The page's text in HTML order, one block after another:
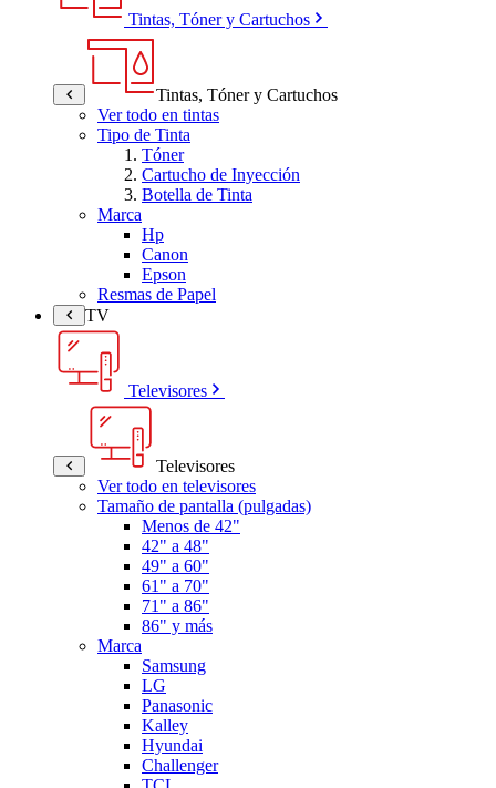
Tintas, Tóner y Cartuchos
Tintas, Tóner y Cartuchos
Ver todo en tintas
Tipo de Tinta
Tóner
Cartucho de Inyección
Botella de Tinta
Marca
Hp
Canon
Epson
Resmas de Papel
TV
Televisores
Televisores
Ver todo en televisores
Tamaño de pantalla (pulgadas)
Menos de 42"
42" a 48"
49" a 60"
61" a 70"
71" a 86"
86" y más
Marca
Samsung
LG
Panasonic
Kalley
Hyundai
Challenger